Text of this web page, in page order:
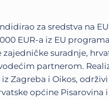
za sredstva na
EUR-a iz EU
suradnje,
partnerom.
Zagreba i Oikos,
općine Pisarovina